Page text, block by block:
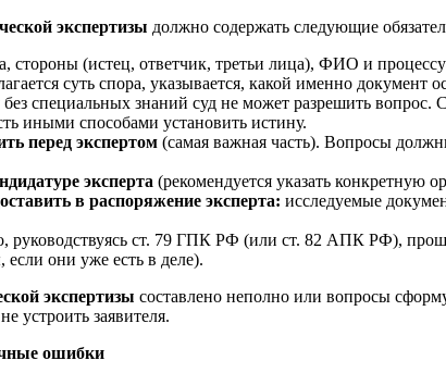
экспертизы должно содержать следующие
стороны (истец, ответчик, третьи лица), ФИО и
суть спора, указывается, какой именно
специальных знаний суд не может разрешить вопрос.
иными способами установить истину.
перед экспертом (самая важная часть). Вопросы
эксперта (рекомендуется указать конкретную
в распоряжение эксперта: исследуемые
руководствуясь ст. 79 ГПК РФ (или ст. 82 АПК РФ),
они уже есть в деле).
экспертизы составлено неполно или вопросы
устроить заявителя.
ошибки